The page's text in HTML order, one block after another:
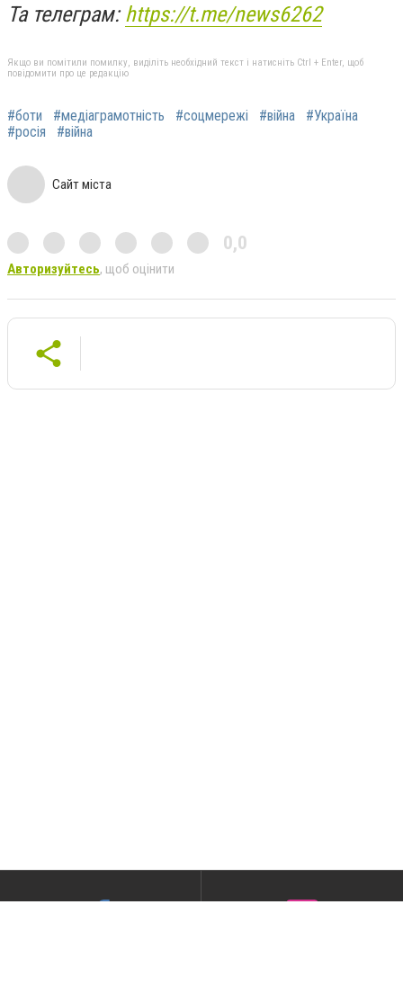
Та телеграм:https://t.me/news6262
Якщо ви помітили помилку, виділіть необхідний текст і натисніть Ctrl + Enter, щоб
повідомити про це редакцію
#боти #медіаграмотність #соцмережі #війна
#Україна
#росія
#війна
Сайт міста
0,0
Авторизуйтесь, щоб оцінити